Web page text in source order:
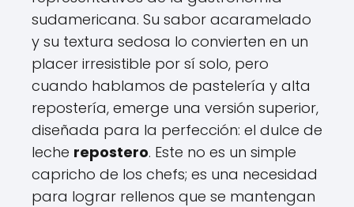
sudamericana. Su sabor acaramelado
y su textura sedosa lo convierten en un
placer irresistible por sí solo, pero
cuando hablamos de pastelería y alta
repostería, emerge una versión superior,
diseñada para la perfección: el dulce de
leche repostero. Este no es un simple
capricho de los chefs; es una necesidad
para lograr rellenos que se mantengan